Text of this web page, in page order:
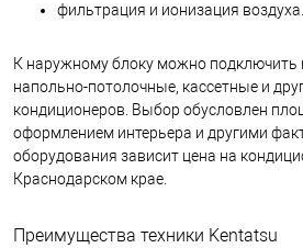
фильтрация и ионизация воздуха.
К наружному блоку можно подключить
напольно-потолочные, кассетные и
кондиционеров. Выбор обусловлен
оформлением интерьера и другими
оборудования зависит цена на
Краснодарском крае.
Преимущества техники Kentatsu